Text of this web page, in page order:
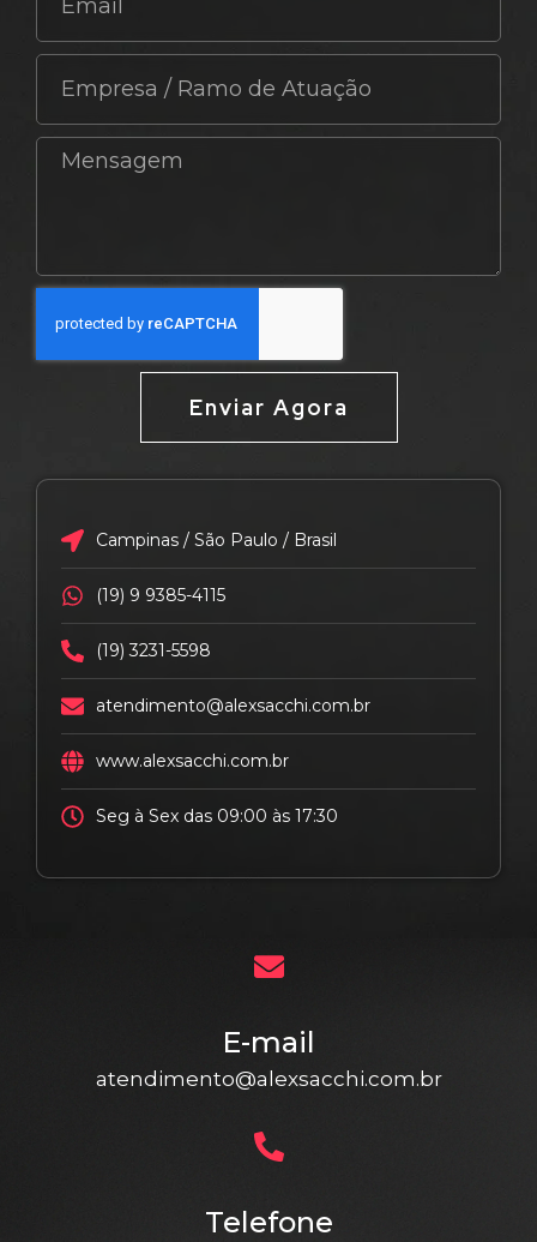
Enviar Agora
Campinas / São Paulo / Brasil
(19) 9 9385-4115
(19) 3231-5598
atendimento@alexsacchi.com.br
www.alexsacchi.com.br
Seg à Sex das 09:00 às 17:30
E-mail
atendimento@alexsacchi.com.br
Telefone